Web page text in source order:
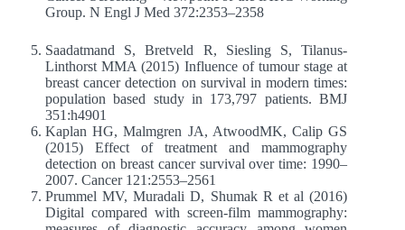
Group. N Engl J Med 372:2353–2358
Saadatmand S, Bretveld R, Siesling S, Tilanus-
Linthorst MMA (2015) Influence of tumour stage at
breast cancer detection on survival in modern times:
population based study in 173,797 patients. BMJ
351:h4901
Kaplan HG, Malmgren JA, AtwoodMK, Calip GS
(2015) Effect of treatment and mammography
detection on breast cancer survival over time: 1990–
2007. Cancer 121:2553–2561
Prummel MV, Muradali D, Shumak R et al (2016)
Digital compared with screen-film mammography: